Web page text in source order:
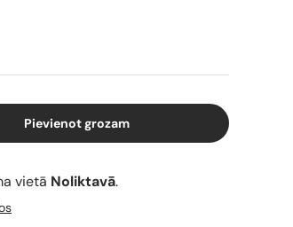
Pievienot grozam
vietā Noliktavā.